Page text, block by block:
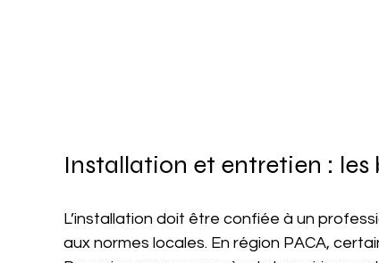
Installation et entretien : les
L’installation doit être confiée à un
aux normes locales. En région PACA,